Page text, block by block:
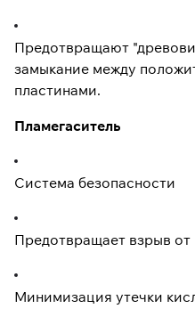
Предотвращают
замыкание между
пластинами.
Пламегаситель
Система безопасности
Предотвращает взрыв
Минимизация утечки